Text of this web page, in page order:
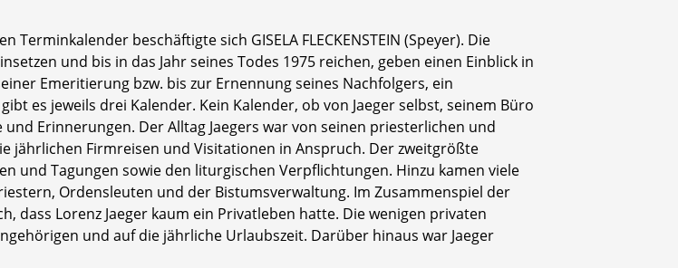
beschäftigte sich GISELA FLECKENSTEIN (Speyer). Die
und bis in das Jahr seines Todes 1975 reichen, geben einen Einblick in
Emeritierung bzw. bis zur Ernennung seines Nachfolgers, ein
es jeweils drei Kalender. Kein Kalender, ob von Jaeger selbst, seinem Büro
Erinnerungen. Der Alltag Jaegers war von seinen priesterlichen und
jährlichen Firmreisen und Visitationen in Anspruch. Der zweitgrößte
und Tagungen sowie den liturgischen Verpflichtungen. Hinzu kamen viele
Ordensleuten und der Bistumsverwaltung. Im Zusammenspiel der
dass Lorenz Jaeger kaum ein Privatleben hatte. Die wenigen privaten
und auf die jährliche Urlaubszeit. Darüber hinaus war Jaeger